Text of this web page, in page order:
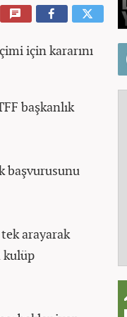
için kararını
başkanlık
başvurusunu
arayarak
kulüp